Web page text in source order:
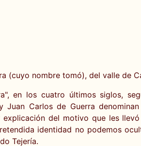
(cuyo nombre tomó), del valle de
en los cuatro últimos siglos,
Carlos de Guerra
del motivo que les
identidad no podemos
Tejería.